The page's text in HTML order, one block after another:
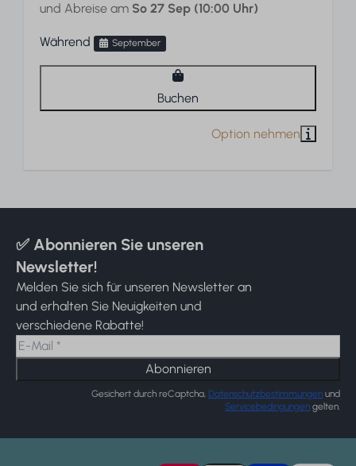
und Abreise am So 27 Sep (10:00 Uhr)
Während September
Buchen
✅ Abonnieren Sie unseren
Newsletter!
Melden Sie sich für unseren Newsletter an
und erhalten Sie Neuigkeiten und
verschiedene Rabatte!
Abonnieren
Gesichert durch reCaptcha, Datenschutzbestimmungen und
Servicebedingungen gelten.